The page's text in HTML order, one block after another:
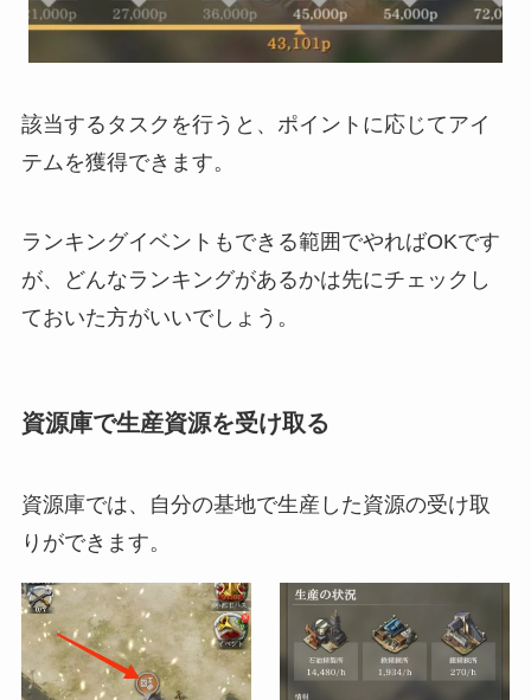
該当するタスクを行うと、ポイントに応じてアイ
テムを獲得できます。
ランキングイベントもできる範囲でやればOKです
が、どんなランキングがあるかは先にチェックし
ておいた方がいいでしょう。
資源庫で生産資源を受け取る
資源庫では、自分の基地で生産した資源の受け取
りができます。